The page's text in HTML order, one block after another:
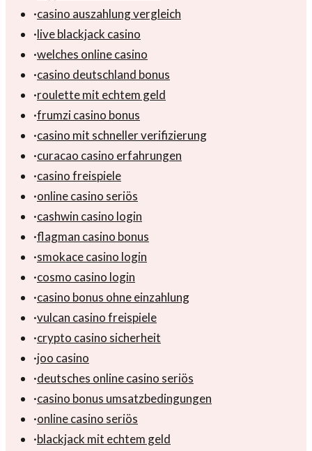
·casino auszahlung vergleich
·live blackjack casino
·welches online casino
·casino deutschland bonus
·roulette mit echtem geld
·frumzi casino bonus
·casino mit schneller verifizierung
·curacao casino erfahrungen
·casino freispiele
·online casino seriös
·cashwin casino login
·flagman casino bonus
·smokace casino login
·cosmo casino login
·casino bonus ohne einzahlung
·vulcan casino freispiele
·crypto casino sicherheit
·joo casino
·deutsches online casino seriös
·casino bonus umsatzbedingungen
·online casino seriös
·blackjack mit echtem geld